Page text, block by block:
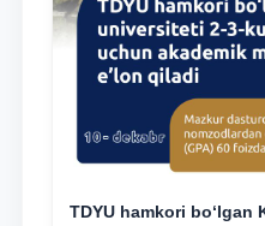
TDYU hamkori